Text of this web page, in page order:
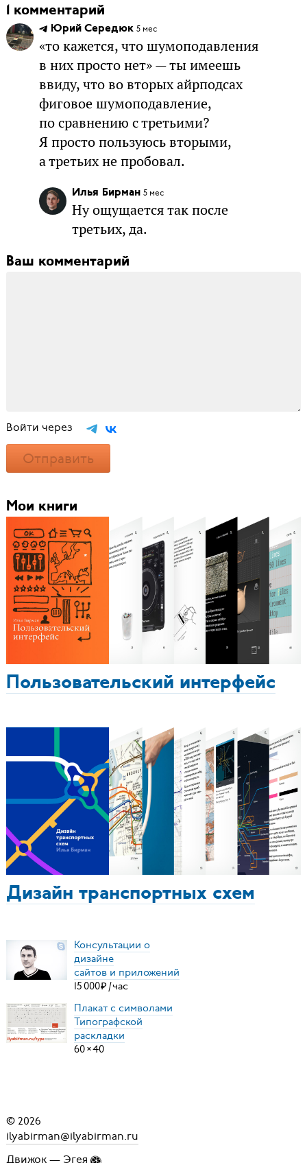
1 комментарий
Юрий Середюк 5 мес
«то кажется, что шумоподавления
в них просто нет» — ты имеешь
ввиду, что во вторых айрподсах
фиговое шумоподавление,
по сравнению с третьими?
Я просто пользуюсь вторыми,
а третьих не пробовал.
Илья Бирман 5 мес
Ну ощущается так после
третьих, да.
Ваш комментарий
Войти через
Отправить
Мои книги
Пользовательский интерфейс
Дизайн транспортных схем
Консультации о
дизайне
сайтов и приложений
15000₽ /час
Плакат с символами
Типографской
раскладки
60×40
© 2026
ilyabirman@ilyabirman.ru
Движок — Эгея